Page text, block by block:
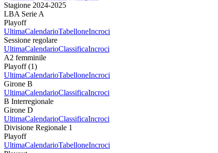
Stagione 2024-2025
LBA Serie A
Playoff
UltimaCalendarioTabelloneIncroci
Sessione regolare
UltimaCalendarioClassificaIncroci
A2 femminile
Playoff (1)
UltimaCalendarioTabelloneIncroci
Girone B
UltimaCalendarioClassificaIncroci
B Interregionale
Girone D
UltimaCalendarioClassificaIncroci
Divisione Regionale 1
Playoff
UltimaCalendarioTabelloneIncroci